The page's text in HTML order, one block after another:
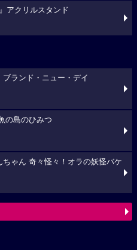
アクリルスタンド
ランド・ニュー・デイ
の島のひみつ
ゃん 奇々怪々！オラの妖怪バケ